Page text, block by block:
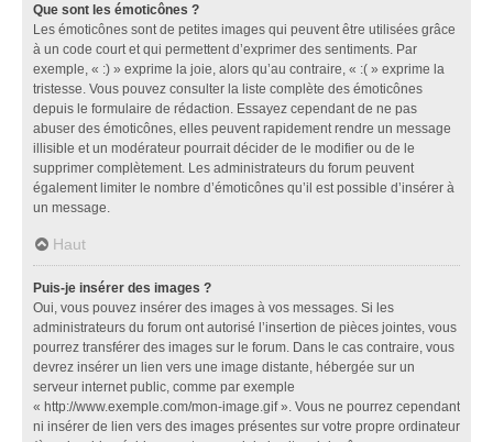
Que sont les émoticônes ?
Les émoticônes sont de petites images qui peuvent être utilisées grâce
à un code court et qui permettent d’exprimer des sentiments. Par
exemple, « :) » exprime la joie, alors qu’au contraire, « :( » exprime la
tristesse. Vous pouvez consulter la liste complète des émoticônes
depuis le formulaire de rédaction. Essayez cependant de ne pas
abuser des émoticônes, elles peuvent rapidement rendre un message
illisible et un modérateur pourrait décider de le modifier ou de le
supprimer complètement. Les administrateurs du forum peuvent
également limiter le nombre d’émoticônes qu’il est possible d’insérer à
un message.
Haut
Puis-je insérer des images ?
Oui, vous pouvez insérer des images à vos messages. Si les
administrateurs du forum ont autorisé l’insertion de pièces jointes, vous
pourrez transférer des images sur le forum. Dans le cas contraire, vous
devrez insérer un lien vers une image distante, hébergée sur un
serveur internet public, comme par exemple
« http://www.exemple.com/mon-image.gif ». Vous ne pourrez cependant
ni insérer de lien vers des images présentes sur votre propre ordinateur